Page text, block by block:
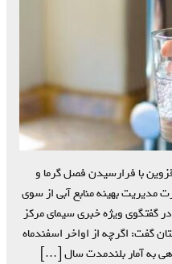
با فرارسیدن فصل گرما و
مدیریت بهینه منابع آبی از سوی
گفتگوی ویژه خبری سیمای مرکز
گفت: اگرچه از اواخر اسفندماه
به آمار بلندمدت سال […]